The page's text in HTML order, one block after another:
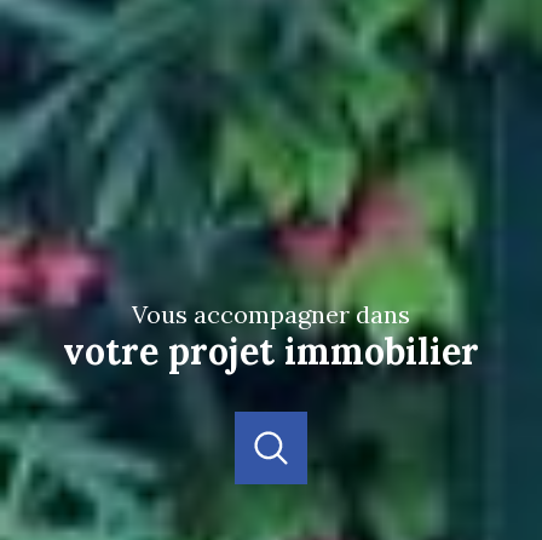
vous accompagner dans
votre projet immobilier